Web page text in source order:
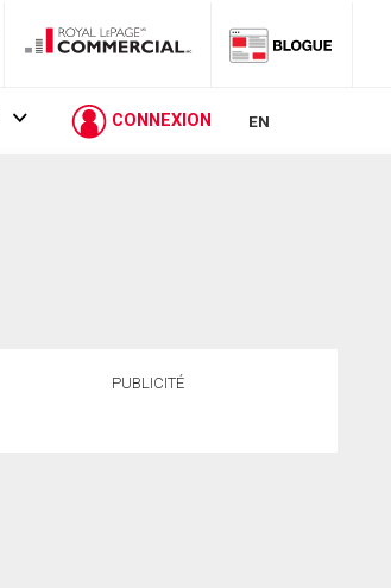
CONNEXION EN
PUBLICITÉ